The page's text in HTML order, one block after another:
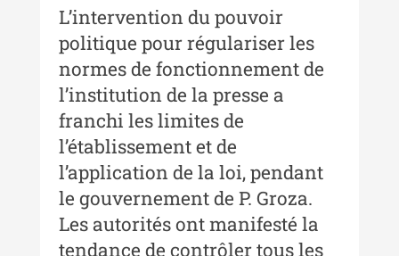
XXII / 2016
Indexul Complet
Anuarul Muzeului Etnografic al
Moldovei
Anuarul Muzeului Etnografic al
Moldovei - XXII / 2022
Anuarul Muzeului Etnografic al
Moldovei - XXI / 2021
L’intervention du pouvoir
politique pour régulariser les
normes de fonctionnement de
l’institution de la presse a
franchi les limites de
l’établissement et de
l’application de la loi, pendant
le gouvernement de P. Groza.
Les autorités ont manifesté la
tendance de contrôler tous les